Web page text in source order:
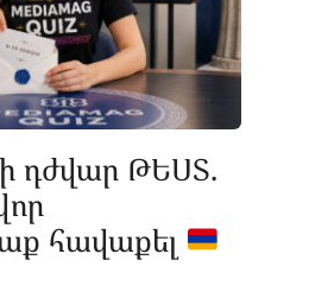
դժվար ԹԵՍՏ.
հավաքել